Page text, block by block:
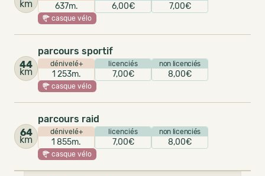
km 637m. 6,00€ 7,00€
casque vélo
44
km
parcours sportif
dénivelé+
1 253m.
licenciés
7,00€
non licenciés
8,00€
casque vélo
64
km
parcours raid
dénivelé+
1 855m.
licenciés
7,00€
non licenciés
8,00€
casque vélo